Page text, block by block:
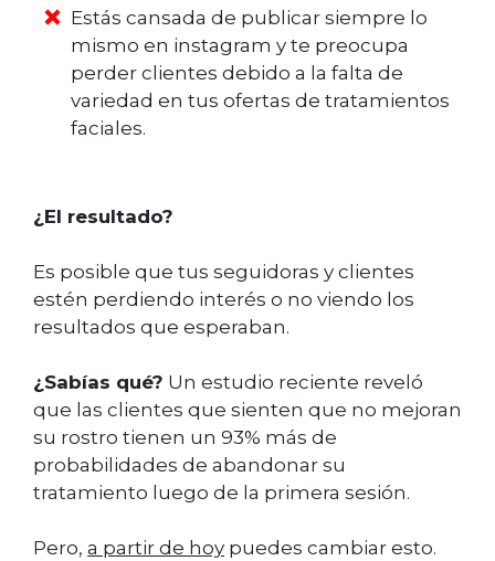
Estás cansada de publicar siempre lo
mismo en instagram y te preocupa
perder clientes debido a la falta de
variedad en tus ofertas de tratamientos
faciales.
¿El resultado?
Es posible que tus seguidoras y clientes
estén perdiendo interés o no viendo los
resultados que esperaban.
¿Sabías qué? Un estudio reciente reveló
que las clientes que sienten que no mejoran
su rostro tienen un 93% más de
probabilidades de abandonar su
tratamiento luego de la primera sesión.
Pero, a partir de hoy puedes cambiar esto.